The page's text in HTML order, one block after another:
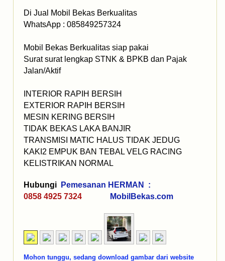
Di Jual Mobil Bekas Berkualitas
WhatsApp : 085849257324
Mobil Bekas Berkualitas siap pakai
Surat surat lengkap STNK & BPKB dan Pajak
Jalan/Aktif
INTERIOR RAPIH BERSIH
EXTERIOR RAPIH BERSIH
MESIN KERING BERSIH
TIDAK BEKAS LAKA BANJIR
TRANSMISI MATIC HALUS TIDAK JEDUG
KAKI2 EMPUK BAN TEBAL VELG RACING
KELISTRIKAN NORMAL
Hubungi
Pemesanan HERMAN :
0858 4925 7324
MobilBekas.com
Mohon tunggu, sedang download gambar dari website